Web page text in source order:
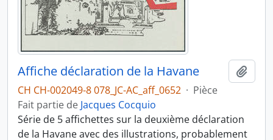
Affiche déclaration de la Havane
CH CH-002049-8 078_JC-AC_aff_0652 · Pièce
Fait partie de Jacques Cocquio
Série de 5 affichettes sur la deuxième déclaration
de la Havane avec des illustrations, probablement